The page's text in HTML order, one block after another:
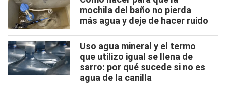
mochila del baño no pierda
más agua y deje de hacer ruido
Uso agua mineral y el termo
que utilizo igual se llena de
sarro: por qué sucede si no es
agua de la canilla